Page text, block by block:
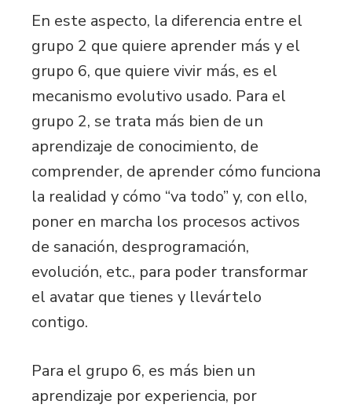
En este aspecto, la diferencia entre el
grupo 2 que quiere aprender más y el
grupo 6, que quiere vivir más, es el
mecanismo evolutivo usado. Para el
grupo 2, se trata más bien de un
aprendizaje de conocimiento, de
comprender, de aprender cómo funciona
la realidad y cómo “va todo” y, con ello,
poner en marcha los procesos activos
de sanación, desprogramación,
evolución, etc., para poder transformar
el avatar que tienes y llevártelo
contigo.
Para el grupo 6, es más bien un
aprendizaje por experiencia, por